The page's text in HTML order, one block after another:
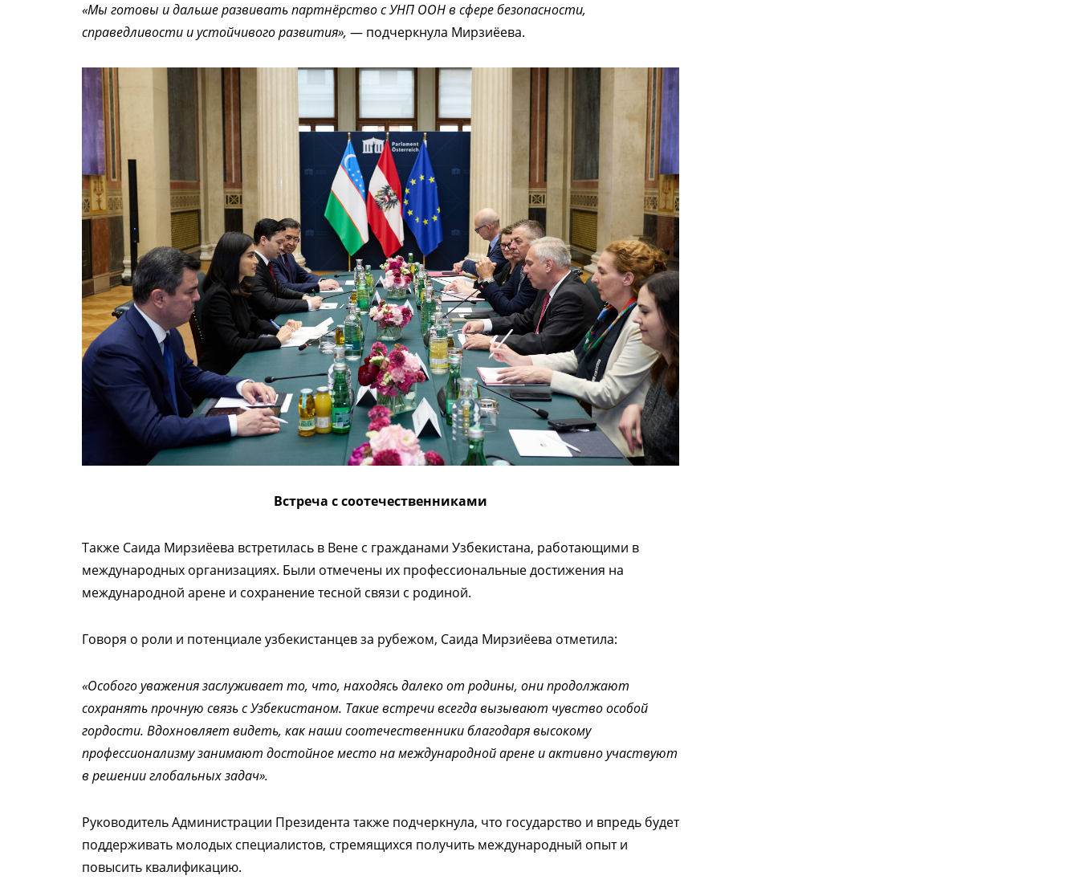
«Мы готовы и дальше развивать партнёрство с УНП ООН в сфере безопасности,
справедливости и устойчивого развития», — подчеркнула Мирзиёева.
Встреча с соотечественниками
Также Саида Мирзиёева встретилась в Вене с гражданами Узбекистана, работающими в
международных организациях. Были отмечены их профессиональные достижения на
международной арене и сохранение тесной связи с родиной.
Говоря о роли и потенциале узбекистанцев за рубежом, Саида Мирзиёева отметила:
«Особого уважения заслуживает то, что, находясь далеко от родины, они продолжают
сохранять прочную связь с Узбекистаном. Такие встречи всегда вызывают чувство особой
гордости. Вдохновляет видеть, как наши соотечественники благодаря высокому
профессионализму занимают достойное место на международной арене и активно участвуют
в решении глобальных задач».
Руководитель Администрации Президента также подчеркнула, что государство и впредь будет
поддерживать молодых специалистов, стремящихся получить международный опыт и
повысить квалификацию.